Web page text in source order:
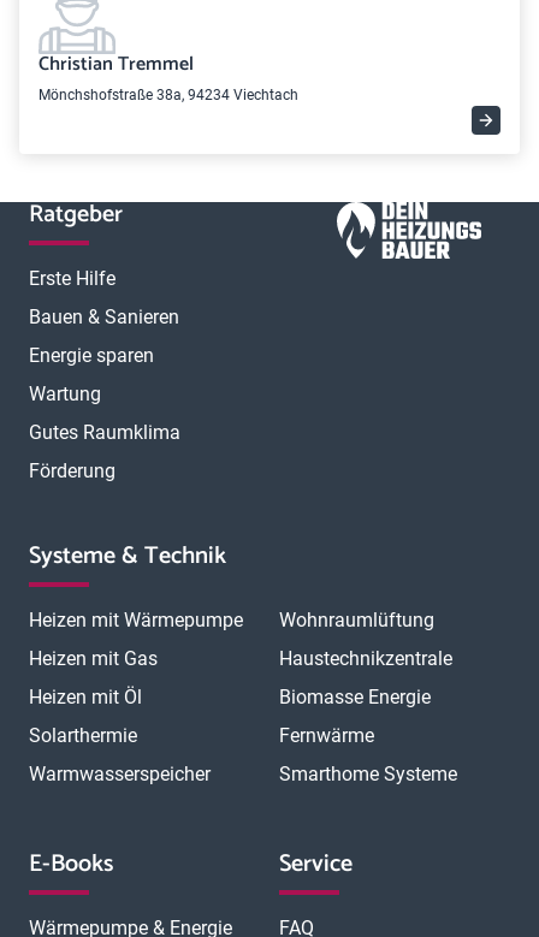
Christian Tremmel
Mönchshofstraße 38a, 94234 Viechtach
Ratgeber
Erste Hilfe
Bauen & Sanieren
Energie sparen
Wartung
Gutes Raumklima
Förderung
Systeme & Technik
Heizen mit Wärmepumpe
Heizen mit Gas
Heizen mit Öl
Solarthermie
Warmwasserspeicher
Wohnraumlüftung
Haustechnikzentrale
Biomasse Energie
Fernwärme
Smarthome Systeme
E-Books
Wärmepumpe & Energie
Service
FAQ